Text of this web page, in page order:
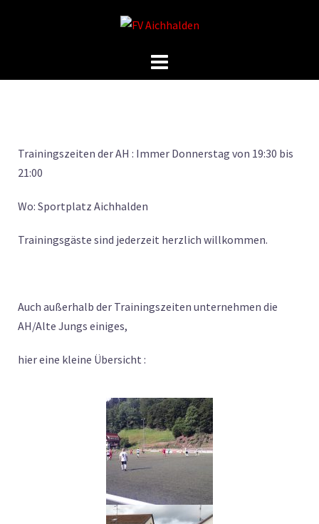
Trainingszeiten der AH : Immer Donnerstag von 19:30 bis
21:00
Wo: Sportplatz Aichhalden
Trainingsgäste sind jederzeit herzlich willkommen.
Auch außerhalb der Trainingszeiten unternehmen die
AH/Alte Jungs einiges,
hier eine kleine Übersicht :